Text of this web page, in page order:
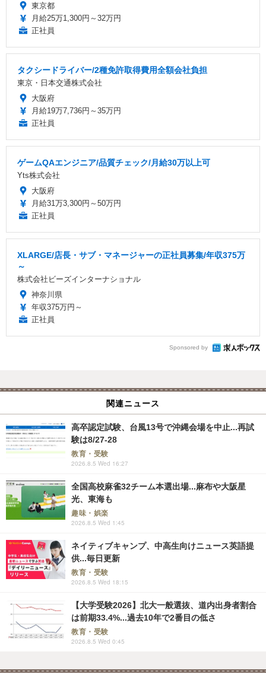
東京都
月給25万1,300円～32万円
正社員
タクシードライバー/2種免許取得費用全額会社負担
東京・日本交通株式会社
大阪府
月給19万7,736円～35万円
正社員
ゲームQAエンジニア/品質チェック/月給30万以上可
Yts株式会社
大阪府
月給31万3,300円～50万円
正社員
XLARGE/店長・サブ・マネージャーの正社員募集/年収375万
～
株式会社ビーズインターナショナル
神奈川県
年収375万円～
正社員
Sponsored by
関連ニュース
高卒認定試験、台風13号で沖縄会場を中止...再試
験は8/27-28
教育・受験
2026.8.5 Wed 16:27
全国高校麻雀32チーム本選出場...麻布や大阪星
光、東海も
趣味・娯楽
2026.8.5 Wed 1:45
ネイティブキャンプ、中高生向けニュース英語提
供...毎日更新
教育・受験
2026.8.5 Wed 18:15
【大学受験2026】北大一般選抜、道内出身者割合
は前期33.4%...過去10年で2番目の低さ
教育・受験
2026.8.5 Wed 0:45